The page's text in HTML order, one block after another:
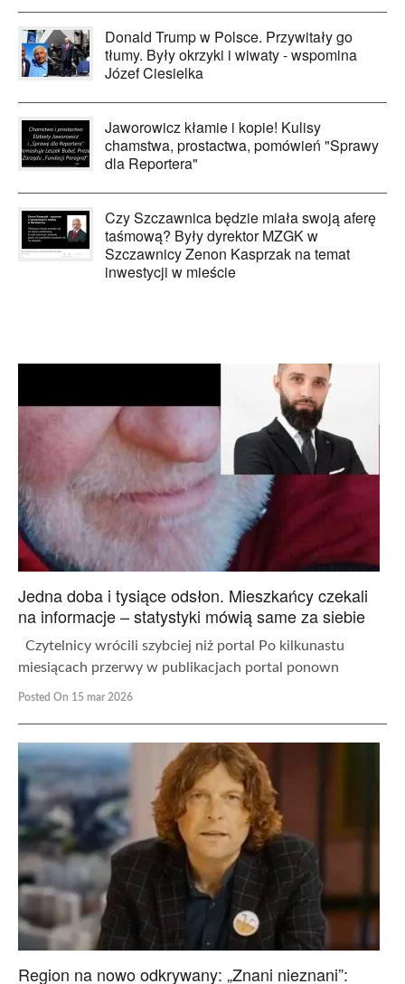
Donald Trump w Polsce. Przywitały go
tłumy. Były okrzyki i wiwaty - wspomina
Józef Ciesielka
Jaworowicz kłamie i kopie! Kulisy
chamstwa, prostactwa, pomówień "Sprawy
dla Reportera"
Czy Szczawnica będzie miała swoją aferę
taśmową? Były dyrektor MZGK w
Szczawnicy Zenon Kasprzak na temat
inwestycji w mieście
Jedna doba i tysiące odsłon. Mieszkańcy czekali
na informacje – statystyki mówią same za siebie
Czytelnicy wrócili szybciej niż portal Po kilkunastu
miesiącach przerwy w publikacjach portal ponown
Posted On 15 mar 2026
Region na nowo odkrywany: „Znani nieznani”: